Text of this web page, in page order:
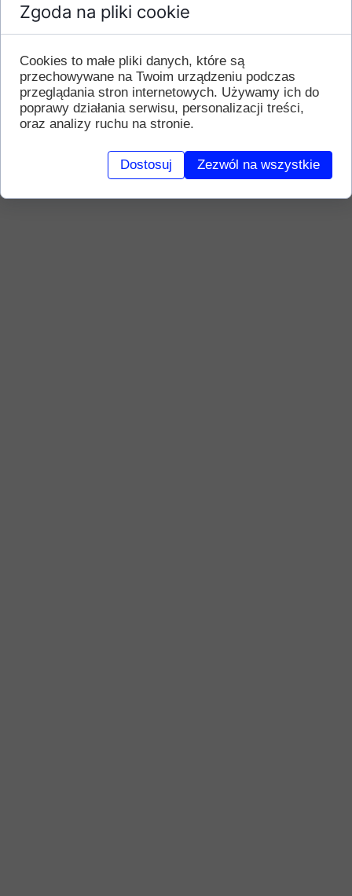
Zgoda na pliki cookie
Cookies to małe pliki danych, które są
przechowywane na Twoim urządzeniu podczas
przeglądania stron internetowych. Używamy ich do
poprawy działania serwisu, personalizacji treści,
oraz analizy ruchu na stronie.
Dostosuj Zezwól na wszystkie